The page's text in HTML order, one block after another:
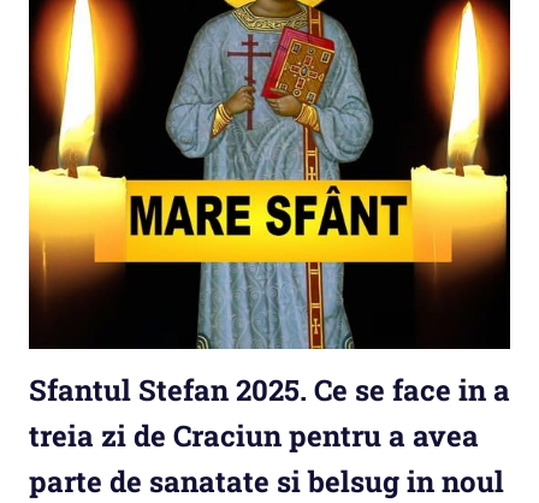
Sfantul Stefan 2025. Ce se face in a
treia zi de Craciun pentru a avea
parte de sanatate si belsug in noul